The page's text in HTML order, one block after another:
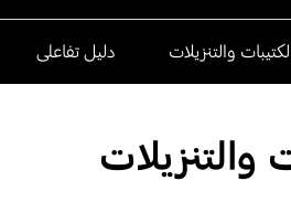
والتنزيلات دليل تفاعلى
والتنزيلات